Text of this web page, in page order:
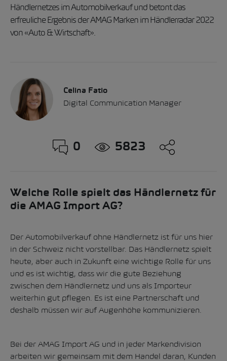
Händlernetzes im Automobilverkauf und betont das
erfreuliche Ergebnis der AMAG Marken im Händlerradar 2022
von «Auto & Wirtschaft».
Celina Fatio
Digital Communication Manager
0 5823
Welche Rolle spielt das Händlernetz für
die AMAG Import AG?
Der Automobilverkauf ohne Händlernetz ist für uns hier
in der Schweiz nicht vorstellbar. Das Händlernetz spielt
heute, aber auch in Zukunft eine wichtige Rolle für uns
und es ist wichtig, dass wir die gute Beziehung
zwischen dem Händlernetz und uns als Importeur
weiterhin gut pflegen. Es ist eine Partnerschaft und
deshalb müssen wir auf Augenhöhe kommunizieren.
Bei der AMAG Import AG und in jeder Markendivision
arbeiten wir gemeinsam mit dem Handel daran, Kunden